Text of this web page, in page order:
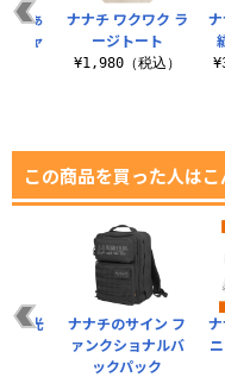
なぁ
Tシャ
ナナチ ワクワク ラ
ージトート
¥1,980（税込）
この商品を買った人は
蓄光
ナナチのサイン フ
ァンクショナルバ
ックパック